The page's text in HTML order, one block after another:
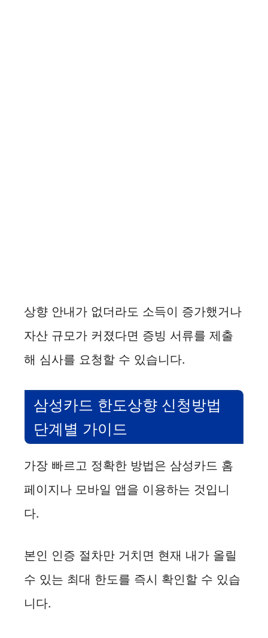
상향 안내가 없더라도 소득이 증가했거나
자산 규모가 커졌다면 증빙 서류를 제출
해 심사를 요청할 수 있습니다.
삼성카드 한도상향 신청방법
단계별 가이드
가장 빠르고 정확한 방법은 삼성카드 홈
페이지나 모바일 앱을 이용하는 것입니
다.
본인 인증 절차만 거치면 현재 내가 올릴
수 있는 최대 한도를 즉시 확인할 수 있습
니다.